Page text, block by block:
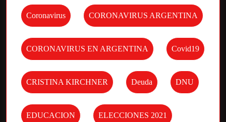
Coronavirus CORONAVIRUS ARGENTINA
CORONAVIRUS EN ARGENTINA Covid19
CRISTINA KIRCHNER Deuda DNU
EDUCACION ELECCIONES 2021